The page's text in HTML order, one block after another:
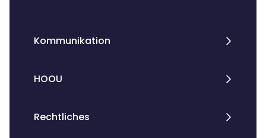
Kommunikation
HOOU
Rechtliches